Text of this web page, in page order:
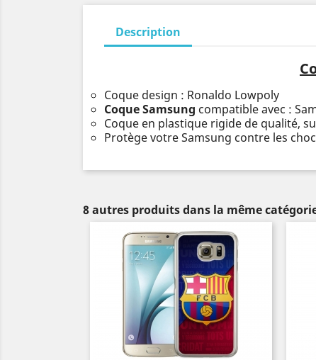
Description
Coque design : Ronaldo Lowpoly
Coque Samsung compatible avec :
Coque en plastique rigide de qualité,
Protège votre Samsung contre les
8 autres produits dans la même